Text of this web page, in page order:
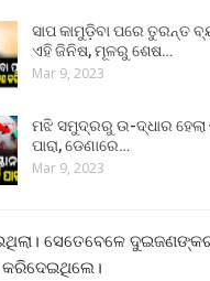
ସାପ କାମୁଡ଼ିବା ପରେ ତୁରନ୍ତ
ଏହି ଜିନିଷ, ମୂଳରୁ ଶେଷ…
Mar 9, 2023
ମଝି ସମୁଦ୍ରରୁ ଉ-ଦ୍ଧାର
ପାରା, ଡେଣାରେ…
Mar 9, 2023
ସେତେବେଳେ
କରିଦେଇଥିଲେ।